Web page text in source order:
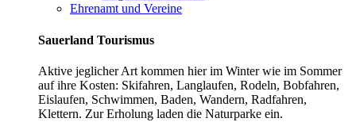
Ehrenamt und Vereine
Sauerland Tourismus
Aktive jeglicher Art kommen hier im Winter wie im Sommer
auf ihre Kosten: Skifahren, Langlaufen, Rodeln, Bobfahren,
Eislaufen, Schwimmen, Baden, Wandern, Radfahren,
Klettern. Zur Erholung laden die Naturparke ein.